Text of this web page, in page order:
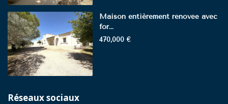
Maison entièrement rénovée avec
for...
470,000 €
Réseaux sociaux